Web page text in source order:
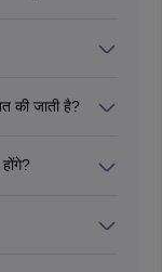
की जाती है?
के लिए भी है जो